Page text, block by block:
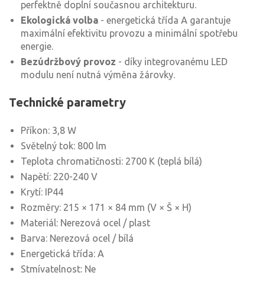
perfektně doplní současnou architekturu.
Ekologická volba - energetická třída A garantuje
maximální efektivitu provozu a minimální spotřebu
energie.
Bezúdržbový provoz - díky integrovanému LED
modulu není nutná výměna žárovky.
Technické parametry
Příkon: 3,8 W
Světelný tok: 800 lm
Teplota chromatičnosti: 2700 K (teplá bílá)
Napětí: 220-240 V
Krytí: IP44
Rozměry: 215 × 171 × 84 mm (V × Š × H)
Materiál: Nerezová ocel / plast
Barva: Nerezová ocel / bílá
Energetická třída: A
Stmívatelnost: Ne